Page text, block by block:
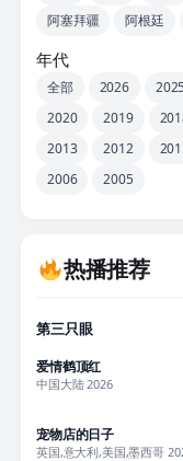
阿塞拜疆
阿根廷
年代
全部 2026
2020
2019
2013
2012
2006
2005
热播推荐
第三只眼
爱情鹤顶红
中国大陆 2026
宠物店的日子
英国,意大利,美国,墨西哥